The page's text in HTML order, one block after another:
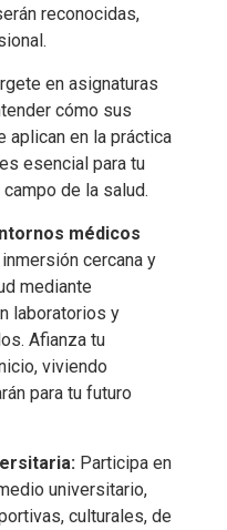
reconocidas,
en asignaturas
cómo sus
aplican en la práctica
esencial para tu
de la salud.
médicos
cercana y
mediante
laboratorios y
Afianza tu
viviendo
para tu futuro
Participa en
universitario,
culturales, de